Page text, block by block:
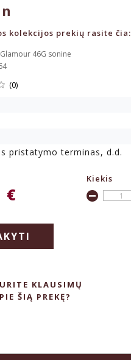
kolekcijos prekių rasite čia:
46G sonine
(0)
pristatymo terminas, d.d.
€
Kiekis
KLAUSIMŲ
ŠIĄ PREKĘ?